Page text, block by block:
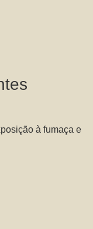
à fumaça e